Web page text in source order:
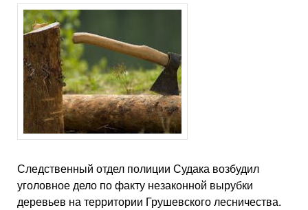
Следственный отдел полиции Судака возбудил
уголовное дело по факту незаконной вырубки
деревьев на территории Грушевского лесничества.